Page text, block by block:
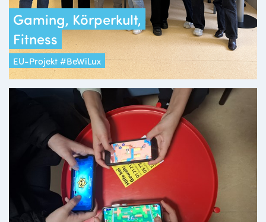
Gaming, Körperkult,
Fitness
EU-Projekt #BeWiLux